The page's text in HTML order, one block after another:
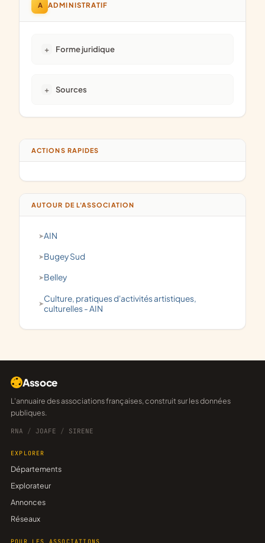
A ADMINISTRATIF
Forme juridique
Sources
ACTIONS RAPIDES
AUTOUR DE L'ASSOCIATION
AIN
Bugey Sud
Belley
culture, pratiques d'activités artistiques,
culturelles - AIN
Assoce
L'annuaire des associations françaises, construit sur les données
publiques.
RNA / JOAFE / SIRENE
EXPLORER
Départements
Explorateur
Annonces
Réseaux